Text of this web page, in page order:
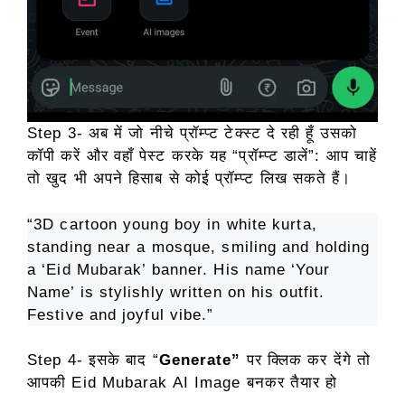
Step 3- अब में जो नीचे प्रॉम्प्ट टेक्स्ट दे रही हूँ उसको
कॉपी करें और वहाँ पेस्ट करके यह “प्रॉम्प्ट डालें”: आप चाहें
तो खुद भी अपने हिसाब से कोई प्रॉम्प्ट लिख सकते हैं।
“3D cartoon young boy in white kurta,
standing near a mosque, smiling and holding
a ‘Eid Mubarak’ banner. His name ‘Your
Name’ is stylishly written on his outfit.
Festive and joyful vibe.”
Step 4- इसके बाद “Generate” पर क्लिक कर देंगे तो
आपकी Eid Mubarak AI Image बनकर तैयार हो